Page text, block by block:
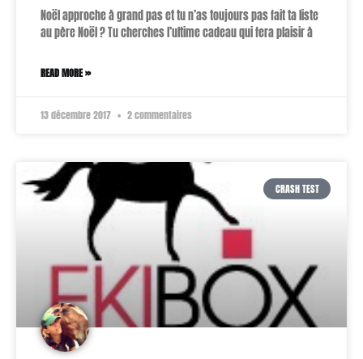
Noël approche à grand pas et tu n’as toujours pas fait ta liste
au père Noël ? Tu cherches l’ultime cadeau qui fera plaisir à
READ MORE »
13 décembre 2017 2 commentaires
CRASH TEST